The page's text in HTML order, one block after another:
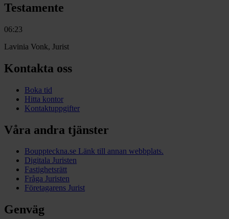
Testamente
06:23
Lavinia Vonk, Jurist
Kontakta oss
Boka tid
Hitta kontor
Kontaktuppgifter
Våra andra tjänster
Bouppteckna.se Länk till annan webbplats.
Digitala Juristen
Fastighetsrätt
Fråga Juristen
Företagarens Jurist
Genväg